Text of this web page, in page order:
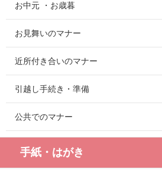
お中元 ・お歳暮
お見舞いのマナー
近所付き合いのマナー
引越し手続き・準備
公共でのマナー
手紙・はがき